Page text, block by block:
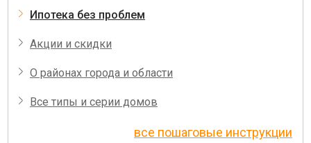
Ипотека без проблем
Акции и скидки
О районах города и области
Все типы и серии домов
все пошаговые инструкции